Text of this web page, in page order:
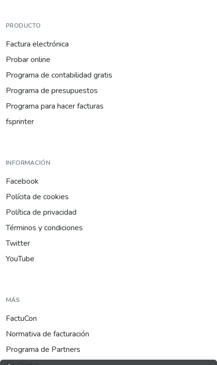
PRODUCTO
Factura electrónica
Probar online
Programa de contabilidad gratis
Programa de presupuestos
Programa para hacer facturas
fsprinter
INFORMACIÓN
Facebook
Polícita de cookies
Política de privacidad
Términos y condiciones
Twitter
YouTube
MÁS
FactuCon
Normativa de facturación
Programa de Partners